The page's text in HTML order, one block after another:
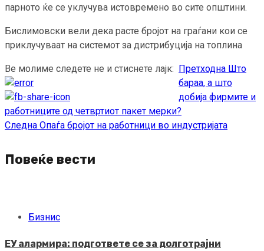
парното ќе се уклучува истовремено во сите општини.
Бислимовски вели дека расте бројот на граѓани кои се
приклучуваат на системот за дистрибуција на топлина
Ве молиме следете не и стиснете лајк:
Continue
Reading
Претходна Што
бараа, а што
добија фирмите и
работниците од четвртиот пакет мерки?
Следна Опаѓа бројот на работници во индустријата
Повеќе вести
Бизнис
ЕУ алармира: подгответе се за долготрајни